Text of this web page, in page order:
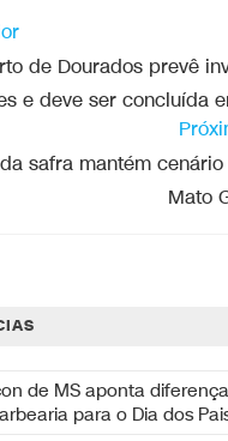
de Dourados prevê
e deve ser concluída
safra mantém
Mato
de MS aponta
para o Dia dos